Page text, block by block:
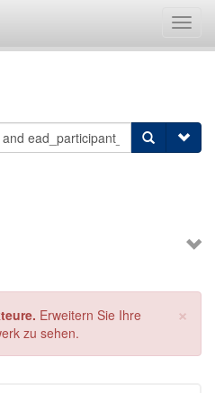
×
Erweitern Sie Ihre
zu sehen.